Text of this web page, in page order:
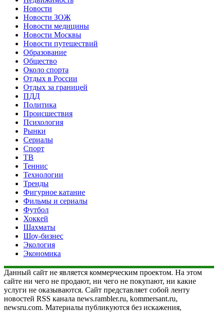
Новости
Новости ЗОЖ
Новости медицины
Новости Москвы
Новости путешествий
Образование
Общество
Около спорта
Отдых в России
Отдых за границей
ПДД
Политика
Происшествия
Психология
Рынки
Сериалы
Спорт
ТВ
Теннис
Технологии
Тренды
Фигурное катание
Фильмы и сериалы
Футбол
Хоккей
Шахматы
Шоу-бизнес
Экология
Экономика
Данный сайт не является коммерческим проектом. На этом
сайте ни чего не продают, ни чего не покупают, ни какие
услуги не оказываются. Сайт представляет собой ленту
новостей RSS канала news.rambler.ru, kommersant.ru,
newsru.com. Материалы публикуются без искажения,